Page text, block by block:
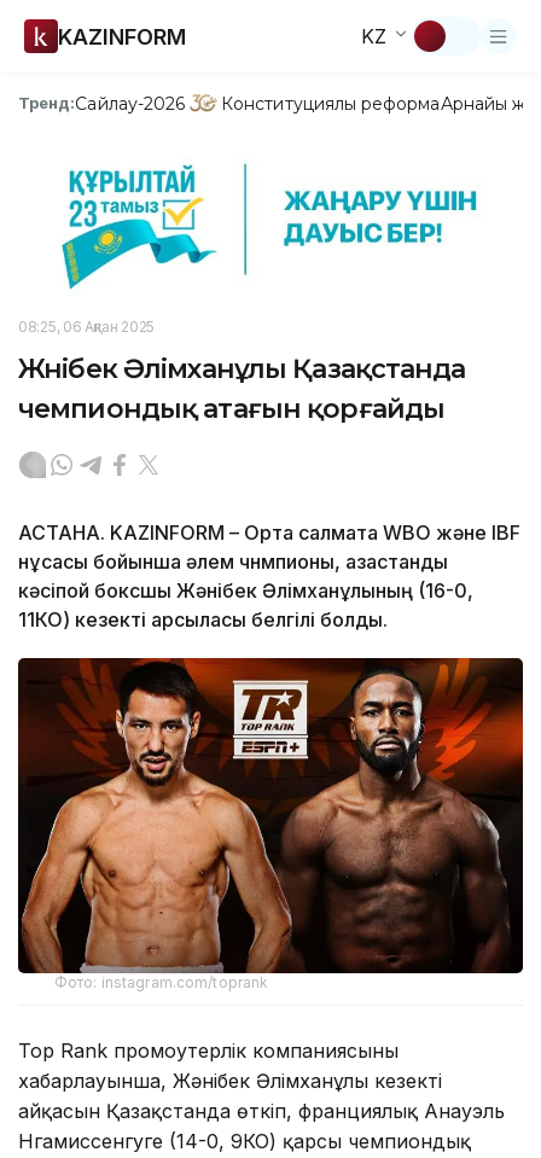
KAZINFORM KZ
Тренд:Сайлау-2026 Конституциялық реформаАрнайы
08:25, 06 Ақпан 2025
Жәнібек Әлімханұлы Қазақстанда
чемпиондық атағын қорғайды
АСТАНА. KAZINFORM – Орта салмақта WBO және IBF
нұсқасы бойынша әлем чнмпионы, қазақстандық
кәсіпқой боксшы Жәнібек Әлімханұлының (16-0,
11КО) кезекті қарсыласы белгілі болды.
Фото: instagram.com/toprank
Top Rank промоутерлік компаниясының
хабарлауынша, Жәнібек Әлімханұлы кезекті
айқасын Қазақстанда өткіп, франциялық Анауэль
Нгамиссенгуге (14-0, 9КО) қарсы чемпиондық